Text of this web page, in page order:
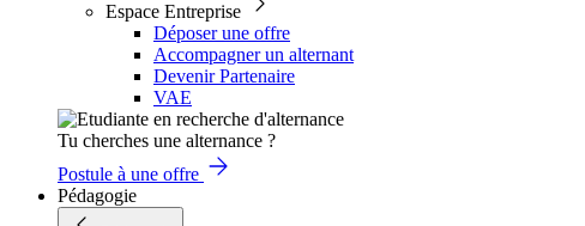
Espace Entreprise
Déposer une offre
Accompagner un alternant
Devenir Partenaire
VAE
Tu cherches une alternance ?
Postule à une offre
Pédagogie